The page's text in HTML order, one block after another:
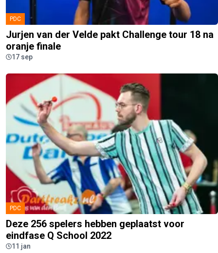
PDC
Jurjen van der Velde pakt Challenge tour 18 na
oranje finale
17 sep
PDC
Deze 256 spelers hebben geplaatst voor
eindfase Q School 2022
11 jan